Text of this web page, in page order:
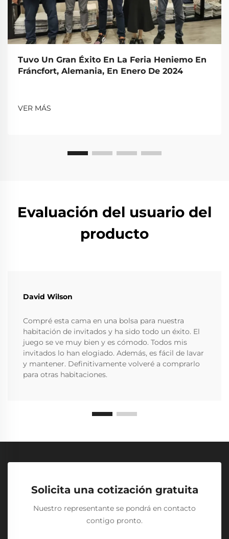
Tuvo Un Gran Éxito En La Feria Heniemo En
Fráncfort, Alemania, En Enero De 2024
VER MÁS
Evaluación del usuario del
producto
David Wilson
Compré esta cama en una bolsa para nuestra
habitación de invitados y ha sido todo un éxito. El
juego se ve muy bien y es cómodo. Todos mis
invitados lo han elogiado. Además, es fácil de lavar
y mantener. Definitivamente volveré a comprarlo
para otras habitaciones.
Solicita una cotización gratuita
Nuestro representante se pondrá en contacto
contigo pronto.